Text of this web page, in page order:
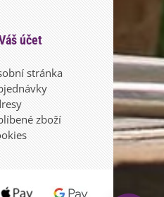
účet
stránka
zboží